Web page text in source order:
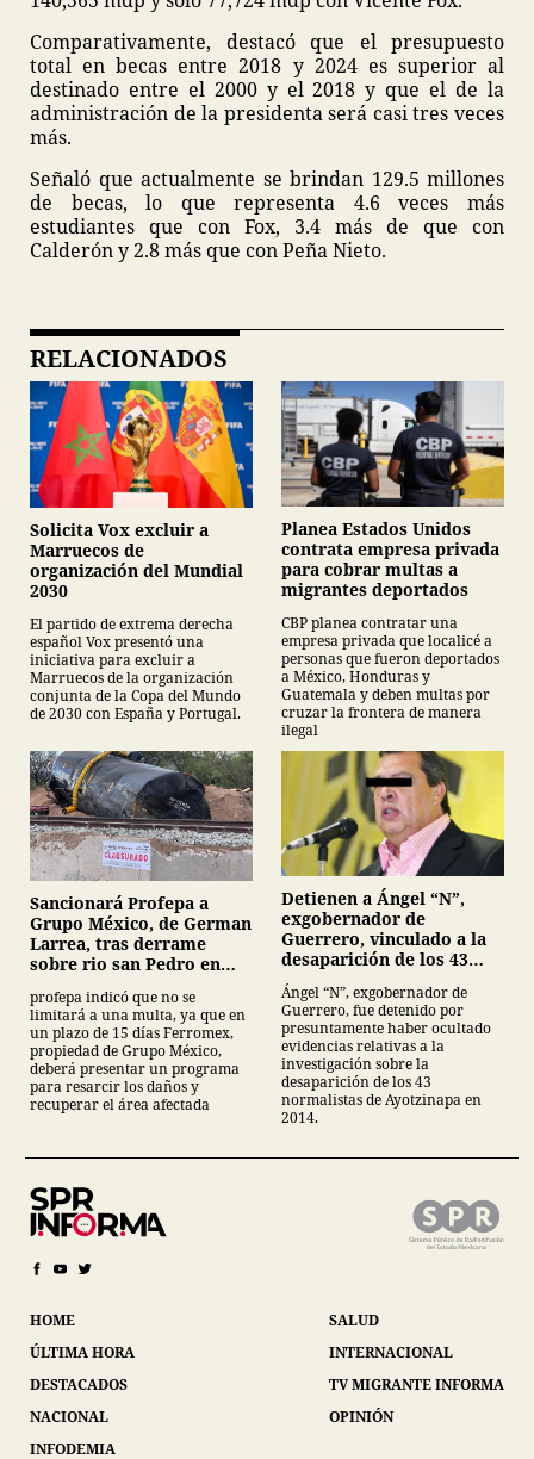
Comparativamente, destacó que el presupuesto
total en becas entre 2018 y 2024 es superior al
destinado entre el 2000 y el 2018 y que el de la
administración de la presidenta será casi tres veces
más.
Señaló que actualmente se brindan 129.5 millones
de becas, lo que representa 4.6 veces más
estudiantes que con Fox, 3.4 más de que con
Calderón y 2.8 más que con Peña Nieto.
RELACIONADOS
Solicita Vox excluir a
Marruecos de
organización del Mundial
2030
El partido de extrema derecha
español Vox presentó una
iniciativa para excluir a
Marruecos de la organización
conjunta de la Copa del Mundo
de 2030 con España y Portugal.
Planea Estados Unidos
contrata empresa privada
para cobrar multas a
migrantes deportados
CBP planea contratar una
empresa privada que localicé a
personas que fueron deportados
a México, Honduras y
Guatemala y deben multas por
cruzar la frontera de manera
ilegal
Sancionará Profepa a
Grupo México, de German
Larrea, tras derrame
sobre rio san Pedro en
profepa indicó que no se
limitará a una multa, ya que en
un plazo de 15 días Ferromex,
propiedad de Grupo México,
deberá presentar un programa
para resarcir los daños y
recuperar el área afectada
Detienen a Ángel “N”,
exgobernador de
Guerrero, vinculado a la
desaparición de los 43
normalistas de
Ayotzinapa
Ángel “N”, exgobernador de
Guerrero, fue detenido por
presuntamente haber ocultado
evidencias relativas a la
investigación sobre la
desaparición de los 43
normalistas de Ayotzinapa en
2014.
HOME
ÚLTIMA HORA
DESTACADOS
NACIONAL
INFODEMIA
SALUD
INTERNACIONAL
TV MIGRANTE INFORMA
OPINIÓN